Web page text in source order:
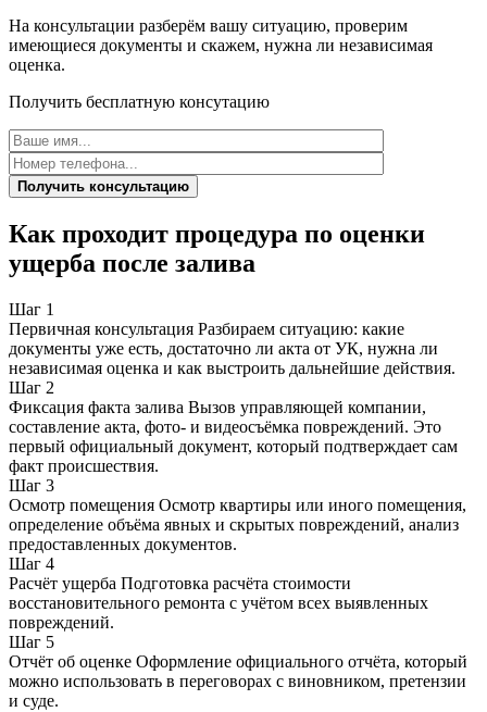
На консультации разберём вашу ситуацию, проверим
имеющиеся документы и скажем, нужна ли независимая
оценка.
Получить бесплатную консутацию
Получить консультацию
Как проходит процедура по оценки
ущерба после залива
Шаг 1
Первичная консультация Разбираем ситуацию: какие
документы уже есть, достаточно ли акта от УК, нужна ли
независимая оценка и как выстроить дальнейшие действия.
Шаг 2
Фиксация факта залива Вызов управляющей компании,
составление акта, фото- и видеосъёмка повреждений. Это
первый официальный документ, который подтверждает сам
факт происшествия.
Шаг 3
Осмотр помещения Осмотр квартиры или иного помещения,
определение объёма явных и скрытых повреждений, анализ
предоставленных документов.
Шаг 4
Расчёт ущерба Подготовка расчёта стоимости
восстановительного ремонта с учётом всех выявленных
повреждений.
Шаг 5
Отчёт об оценке Оформление официального отчёта, который
можно использовать в переговорах с виновником, претензии
и суде.